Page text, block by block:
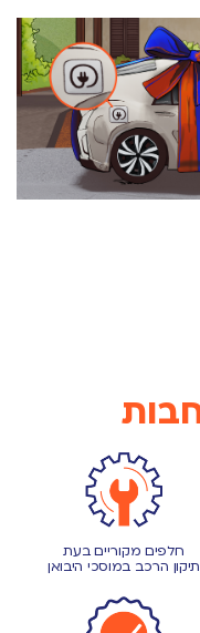
חלפים מקוריים בעת
תיקון הרכב במוסכי היבואן